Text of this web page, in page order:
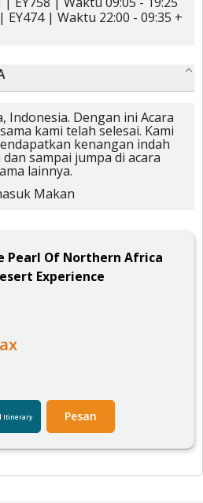
| EY474| Waktu 22:00 -09:35 +
Indonesia. Dengan ini Acara
kami telah selesai. Kami
kenangan indah
sampai jumpa di acara
lainnya.
Makan
Pearl Of Northern Africa
Experience
Itinerary Pesan